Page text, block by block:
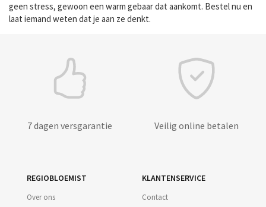
geen stress, gewoon een warm gebaar dat aankomt. Bestel nu en
laat iemand weten dat je aan ze denkt.
7 dagen versgarantie Veilig online betalen
REGIOBLOEMIST
Over ons
KLANTENSERVICE
Contact